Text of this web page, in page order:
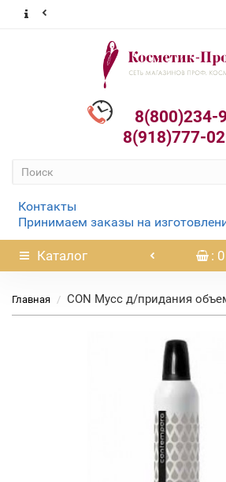
8(800)234-
8(918)777-
Контакты
Принимаем заказы на
Каталог : 0
Главная CON Мусс д/придания